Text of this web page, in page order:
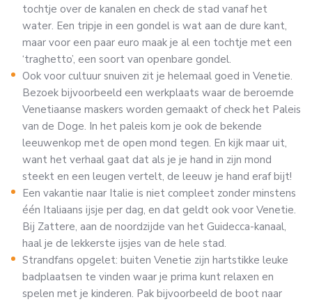
tochtje over de kanalen en check de stad vanaf het
water. Een tripje in een gondel is wat aan de dure kant,
maar voor een paar euro maak je al een tochtje met een
‘traghetto’, een soort van openbare gondel.
Ook voor cultuur snuiven zit je helemaal goed in Venetie.
Bezoek bijvoorbeeld een werkplaats waar de beroemde
Venetiaanse maskers worden gemaakt of check het Paleis
van de Doge. In het paleis kom je ook de bekende
leeuwenkop met de open mond tegen. En kijk maar uit,
want het verhaal gaat dat als je je hand in zijn mond
steekt en een leugen vertelt, de leeuw je hand eraf bijt!
Een vakantie naar Italie is niet compleet zonder minstens
één Italiaans ijsje per dag, en dat geldt ook voor Venetie.
Bij Zattere, aan de noordzijde van het Guidecca-kanaal,
haal je de lekkerste ijsjes van de hele stad.
Strandfans opgelet: buiten Venetie zijn hartstikke leuke
badplaatsen te vinden waar je prima kunt relaxen en
spelen met je kinderen. Pak bijvoorbeeld de boot naar